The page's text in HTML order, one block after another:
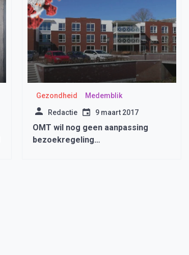
Gezondheid Medemblik
Redactie 9 maart 2017
OMT wil nog geen aanpassing
bezoekregeling